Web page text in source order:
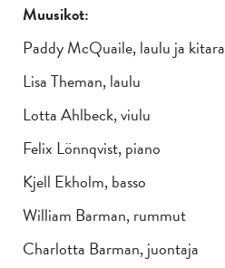
Muusikot:
Paddy McQuaile, laulu ja kitara
Lisa Theman, laulu
Lotta Ahlbeck, viulu
Felix Lönnqvist, piano
Kjell Ekholm, basso
William Barman, rummut
Charlotta Barman, juontaja